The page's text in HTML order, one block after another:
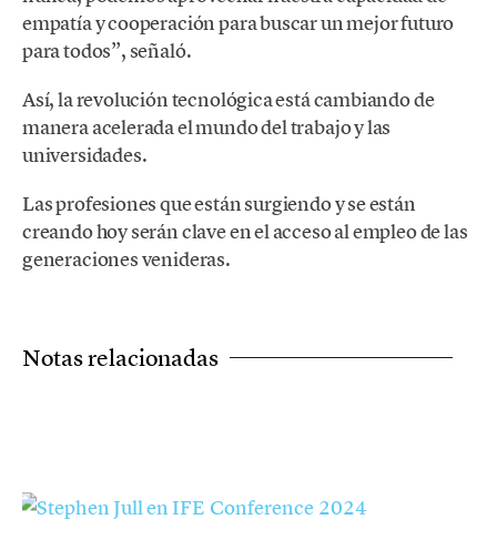
empatía y cooperación para buscar un mejor futuro
para todos”, señaló.
Así, la revolución tecnológica está cambiando de
manera acelerada el mundo del trabajo y las
universidades.
Las profesiones que están surgiendo y se están
creando hoy serán clave en el acceso al empleo de las
generaciones venideras.
Notas relacionadas